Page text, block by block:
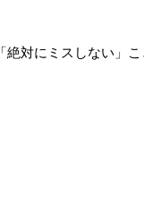
対にミスしない」